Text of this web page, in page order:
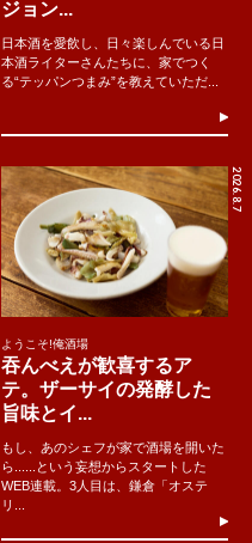
ジョン...
日本酒を愛飲し、日々楽しんでいる日
本酒ライターさんたちに、家でつく
る“テッパンつまみ”を教えていただ...
2026.8.7
ようこそ!俺酒場
吞んべえが歓喜するア
テ。ザーサイの発酵した
旨味とイ...
もし、あのシェフが家で酒場を開いた
ら......という妄想からスタートした
WEB連載。3人目は、鎌倉「オステ
リ...